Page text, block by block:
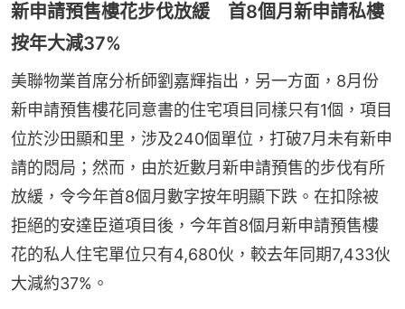
新申請預售樓花步伐放緩 首8個月新申請私樓
按年大減37%
美聯物業首席分析師劉嘉輝指出，另一方面，8月份
新申請預售樓花同意書的住宅項目同樣只有1個，項目
位於沙田顯和里，涉及240個單位，打破7月未有新申
請的悶局；然而，由於近數月新申請預售的步伐有所
放緩，令今年首8個月數字按年明顯下跌。在扣除被
拒絕的安達臣道項目後，今年首8個月新申請預售樓
花的私人住宅單位只有4,680伙，較去年同期7,433伙
大減約37%。